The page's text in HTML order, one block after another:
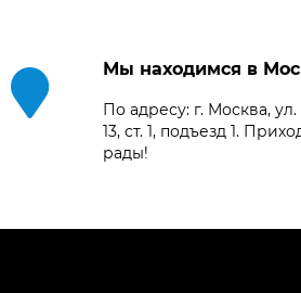
Мы находимся в
По адресу: г. Москва,
13, ст. 1, подъезд 1.
рады!